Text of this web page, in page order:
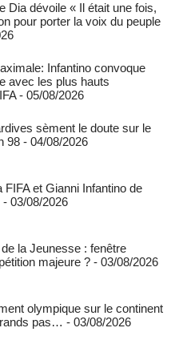
Dia dévoile « Il était une fois,
pour porter la voix du peuple
Infantino convoque
avec les plus hauts
- 05/08/2026
sèment le doute sur le
98 - 04/08/2026
FIFA et Gianni Infantino de
- 03/08/2026
la Jeunesse : fenêtre
majeure ? - 03/08/2026
olympique sur le continent
pas… - 03/08/2026